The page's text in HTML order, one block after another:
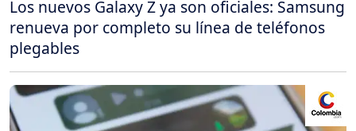
Los nuevos Galaxy Z ya son oficiales: Samsung
renueva por completo su línea de teléfonos
plegables